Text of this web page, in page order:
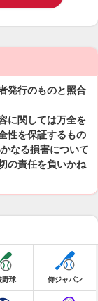
発行のものと照合
に関しては万全を
性を保証するもの
なる損害について
の責任を負いかね
野球 侍ジャパン